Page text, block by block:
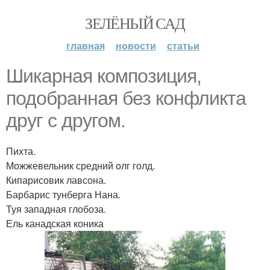
ЗЕЛЁНЫЙ САД
главная новости статьи
Шикарная композиция,
подобранная без конфликта
друг с другом.
Пихта.
Можжевельник средний олг голд.
Кипарисовик лавсона.
Барбарис тунберга Нана.
Туя западная глобоза.
Ель канадская коника